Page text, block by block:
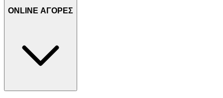
ONLINE ΑΓΟΡΕΣ